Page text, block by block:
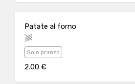
Patate al forno
Solo pranzo
2.00 €